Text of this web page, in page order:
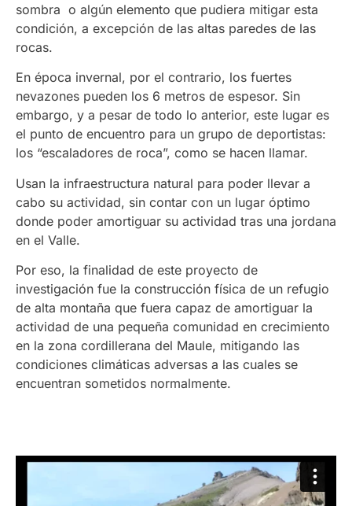
sombra o algún elemento que pudiera mitigar esta
condición, a excepción de las altas paredes de las
rocas.
En época invernal, por el contrario, los fuertes
nevazones pueden los 6 metros de espesor. Sin
embargo, y a pesar de todo lo anterior, este lugar es
el punto de encuentro para un grupo de deportistas:
los “escaladores de roca”, como se hacen llamar.
Usan la infraestructura natural para poder llevar a
cabo su actividad, sin contar con un lugar óptimo
donde poder amortiguar su actividad tras una jordana
en el Valle.
Por eso, la finalidad de este proyecto de
investigación fue la construcción física de un refugio
de alta montaña que fuera capaz de amortiguar la
actividad de una pequeña comunidad en crecimiento
en la zona cordillerana del Maule, mitigando las
condiciones climáticas adversas a las cuales se
encuentran sometidos normalmente.